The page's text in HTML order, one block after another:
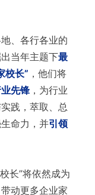
、各行各业的
当年主题下最
校长” ，他们将
先锋，为行业
践，萃取、总
命力，并引领
长”将依然成为
动更多企业家